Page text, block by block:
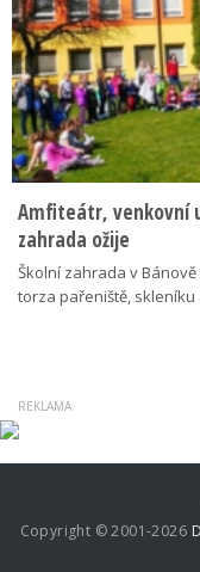
Amfiteátr, venkovní
zahrada ožije
Školní zahrada v
torza pařeniště,
Copyright © 2001-2026